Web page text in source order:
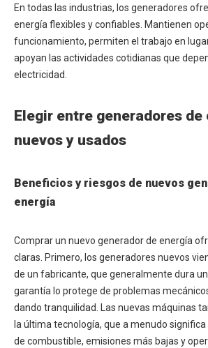
En todas las industrias, los generadores
energía flexibles y confiables. Mantienen
funcionamiento, permiten el trabajo en
apoyan las actividades cotidianas que
electricidad.
Elegir entre generadores de
nuevos y usados
Beneficios y riesgos de nuevos
energía
Comprar un nuevo generador de energía
claras. Primero, los generadores nuevos
de un fabricante, que generalmente dura
garantía lo protege de problemas
dando tranquilidad. Las nuevas máquinas
la última tecnología, que a menudo
de combustible, emisiones más bajas y